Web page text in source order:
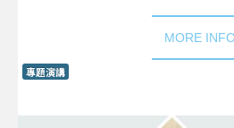
MORE INFO
專題演講